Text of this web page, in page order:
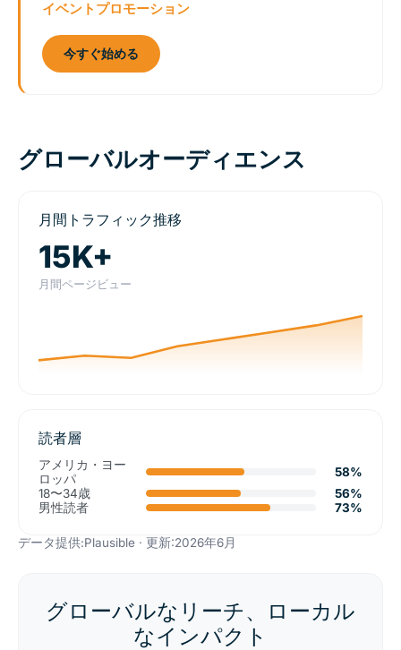
イベントプロモーション
今すぐ始める
グローバルオーディエンス
月間トラフィック推移
15K+
月間ページビュー
読者層
アメリカ・ヨー
ロッパ
58%
18〜34歳
56%
男性読者
73%
データ提供:Plausible · 更新:2026年6月
グローバルなリーチ、ローカル
なインパクト